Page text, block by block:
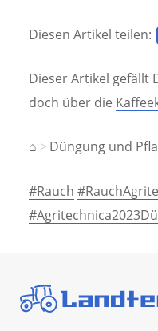
Diesen Artikel teilen:
Dieser Artikel gefällt
doch über die
⌂ Düngung und
#Rauch